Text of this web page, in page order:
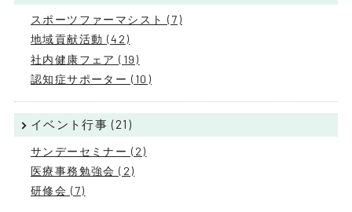
スポーツファーマシスト (7)
地域貢献活動 (42)
社内健康フェア (19)
認知症サポーター (10)
イベント行事 (21)
サンデーセミナー (2)
医療事務勉強会 (2)
研修会 (7)